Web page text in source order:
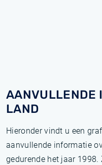
AANVULLENDE
LAND
Hieronder vindt u een
aanvullende informatie
gedurende het jaar 1998.